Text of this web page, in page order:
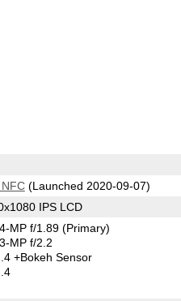
(Launched 2020-09-07)
IPS LCD
MP f/1.89(Primary)
MP f/2.2
+Bokeh Sensor